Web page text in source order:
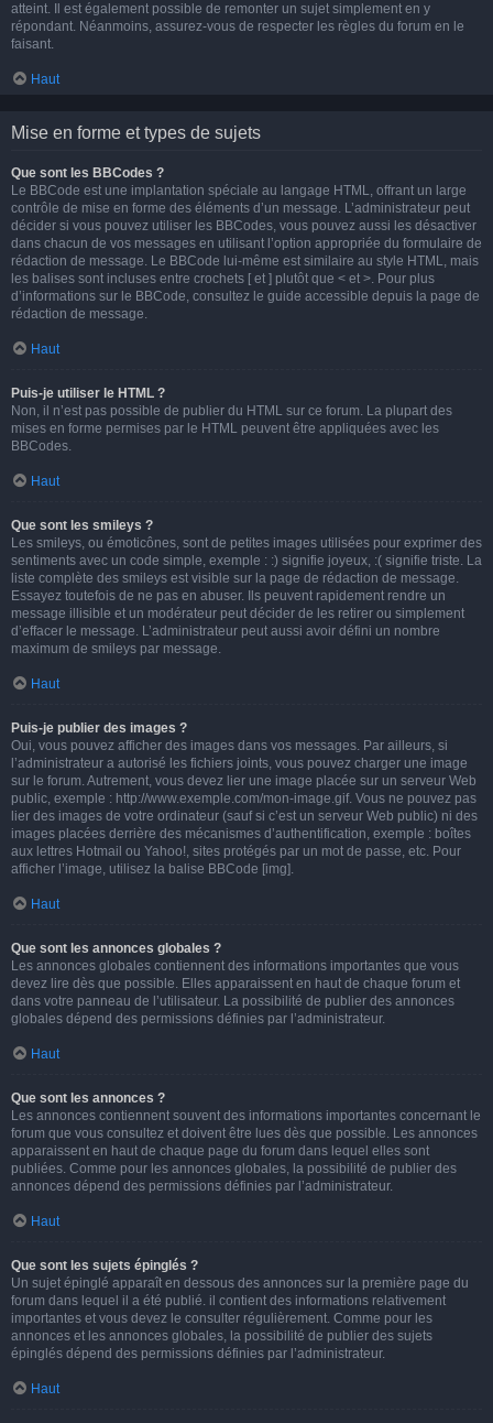
atteint. Il est également possible de remonter un sujet simplement en y
répondant. Néanmoins, assurez-vous de respecter les règles du forum en le
faisant.
Haut
Mise en forme et types de sujets
Que sont les BBCodes ?
Le BBCode est une implantation spéciale au langage HTML, offrant un large
contrôle de mise en forme des éléments d’un message. L’administrateur peut
décider si vous pouvez utiliser les BBCodes, vous pouvez aussi les désactiver
dans chacun de vos messages en utilisant l’option appropriée du formulaire de
rédaction de message. Le BBCode lui-même est similaire au style HTML, mais
les balises sont incluses entre crochets [ et ] plutôt que < et >. Pour plus
d’informations sur le BBCode, consultez le guide accessible depuis la page de
rédaction de message.
Haut
Puis-je utiliser le HTML ?
Non, il n’est pas possible de publier du HTML sur ce forum. La plupart des
mises en forme permises par le HTML peuvent être appliquées avec les
BBCodes.
Haut
Que sont les smileys ?
Les smileys, ou émoticônes, sont de petites images utilisées pour exprimer des
sentiments avec un code simple, exemple : :) signifie joyeux, :( signifie triste. La
liste complète des smileys est visible sur la page de rédaction de message.
Essayez toutefois de ne pas en abuser. Ils peuvent rapidement rendre un
message illisible et un modérateur peut décider de les retirer ou simplement
d’effacer le message. L’administrateur peut aussi avoir défini un nombre
maximum de smileys par message.
Haut
Puis-je publier des images ?
Oui, vous pouvez afficher des images dans vos messages. Par ailleurs, si
l’administrateur a autorisé les fichiers joints, vous pouvez charger une image
sur le forum. Autrement, vous devez lier une image placée sur un serveur Web
public, exemple : http://www.exemple.com/mon-image.gif. Vous ne pouvez pas
lier des images de votre ordinateur (sauf si c’est un serveur Web public) ni des
images placées derrière des mécanismes d’authentification, exemple : boîtes
aux lettres Hotmail ou Yahoo!, sites protégés par un mot de passe, etc. Pour
afficher l’image, utilisez la balise BBCode [img].
Haut
Que sont les annonces globales ?
Les annonces globales contiennent des informations importantes que vous
devez lire dès que possible. Elles apparaissent en haut de chaque forum et
dans votre panneau de l’utilisateur. La possibilité de publier des annonces
globales dépend des permissions définies par l’administrateur.
Haut
Que sont les annonces ?
Les annonces contiennent souvent des informations importantes concernant le
forum que vous consultez et doivent être lues dès que possible. Les annonces
apparaissent en haut de chaque page du forum dans lequel elles sont
publiées. Comme pour les annonces globales, la possibilité de publier des
annonces dépend des permissions définies par l’administrateur.
Haut
Que sont les sujets épinglés ?
Un sujet épinglé apparaît en dessous des annonces sur la première page du
forum dans lequel il a été publié. il contient des informations relativement
importantes et vous devez le consulter régulièrement. Comme pour les
annonces et les annonces globales, la possibilité de publier des sujets
épinglés dépend des permissions définies par l’administrateur.
Haut